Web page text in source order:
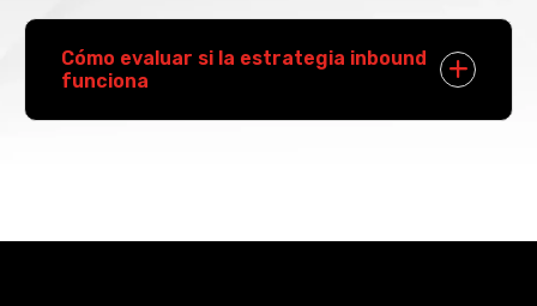
Cómo evaluar si la estrategia inbound
funciona